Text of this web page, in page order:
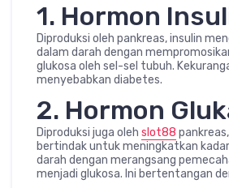
1. Hormon
Diproduksi oleh pankreas, insulin
dalam darah dengan
glukosa oleh sel-sel tubuh.
menyebabkan diabetes.
2. Hormon
Diproduksi juga oleh slot88
bertindak untuk meningkatkan
darah dengan merangsang
menjadi glukosa. Ini bertentangan